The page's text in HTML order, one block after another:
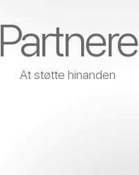
Planlæg en
Markedsrapporter
Partnere
At støtte hinanden